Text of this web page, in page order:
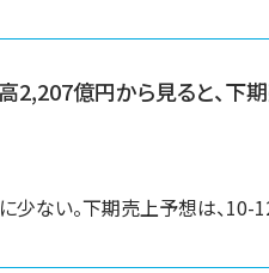
2,207億円から見ると、下
少ない。下期売上予想は、